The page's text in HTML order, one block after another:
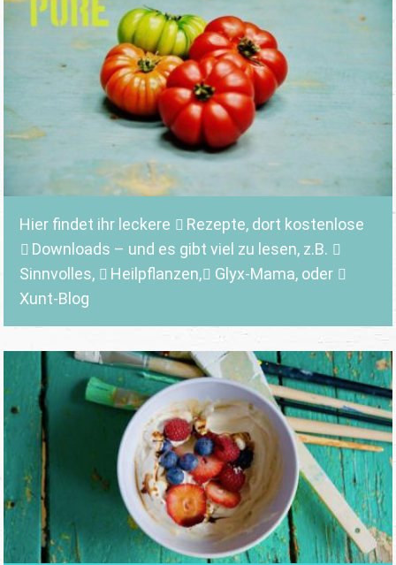
Hier findet ihr leckere Rezepte, dort kostenlose
Downloads – und es gibt viel zu lesen, z.B.
Sinnvolles, Heilpflanzen, Glyx-Mama,oder
Xunt-Blog